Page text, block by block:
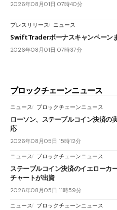
2026年08月01日 07時40分
プレスリリース ニュース
SwiftTraderボーナスキャンペーン
2026年08月01日 07時37分
ブロックチェーンニュース
ニュース ブロックチェーンニュース
ローソン、ステーブルコイン決済の
応
2026年08月05日 15時12分
ニュース ブロックチェーンニュース
ステーブルコイン決済のイエローカ
チャートが出資
2026年08月05日 11時59分
ニュース ブロックチェーンニュース